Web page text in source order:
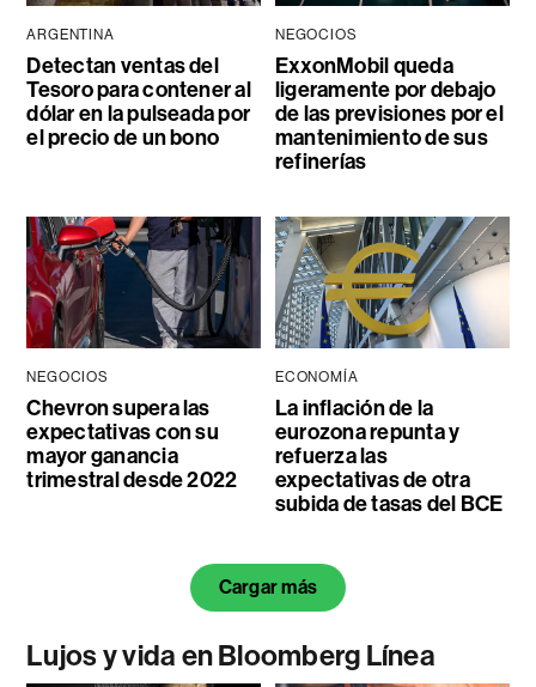
ARGENTINA
Detectan ventas del
Tesoro para contener al
dólar en la pulseada por
el precio de un bono
NEGOCIOS
ExxonMobil queda
ligeramente por debajo
de las previsiones por el
mantenimiento de sus
refinerías
NEGOCIOS
Chevron supera las
expectativas con su
mayor ganancia
trimestral desde 2022
ECONOMÍA
La inflación de la
eurozona repunta y
refuerza las
expectativas de otra
subida de tasas del BCE
Cargar más
Lujos y vida en Bloomberg Línea